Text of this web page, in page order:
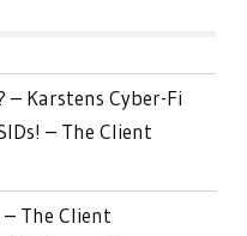
– Karstens Cyber-Fi
– The Client
– The Client